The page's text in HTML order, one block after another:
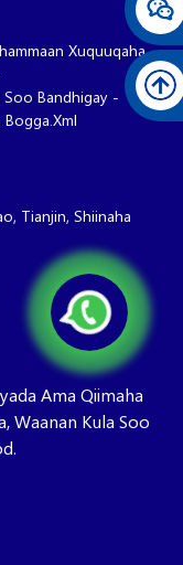
Xuquuqaha
Bandhigay -
Bogga.xml
Tianjin, Shiinaha
Ama Qiimaha
Waanan Kula Soo